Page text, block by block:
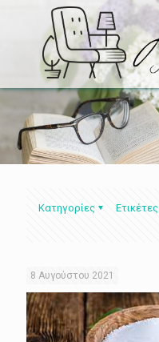
Κατηγορίες Ετικέτες
8 Αυγούστου 2021